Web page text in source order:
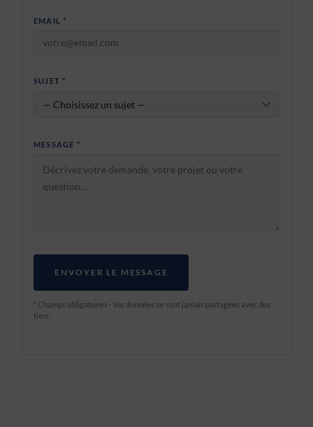
EMAIL *
SUJET *
MESSAGE *
ENVOYER LE MESSAGE
* Champs obligatoires · Vos données ne sont jamais partagées avec des
tiers.